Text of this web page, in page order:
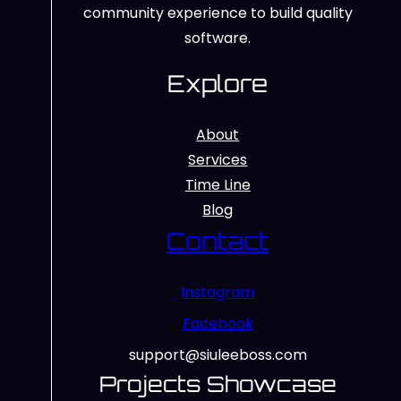
community experience to build quality
software.
Explore
About
Services
Time Line
Blog
Contact
Instagram
Facebook
support@siuleeboss.com
Projects Showcase